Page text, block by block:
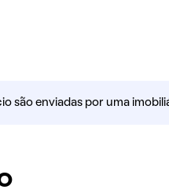
são enviadas por uma